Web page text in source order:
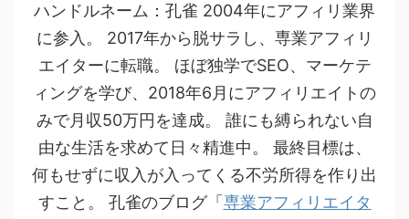
ハンドルネーム：孔雀 2004年にアフィリ業界
に参入。 2017年から脱サラし、専業アフィリ
エイターに転職。 ほぼ独学でSEO、マーケテ
ィングを学び、2018年6月にアフィリエイトの
みで月収50万円を達成。 誰にも縛られない自
由な生活を求めて日々精進中。 最終目標は、
何もせずに収入が入ってくる不労所得を作り出
すこと。 孔雀のブログ「 専業アフィリエイタ